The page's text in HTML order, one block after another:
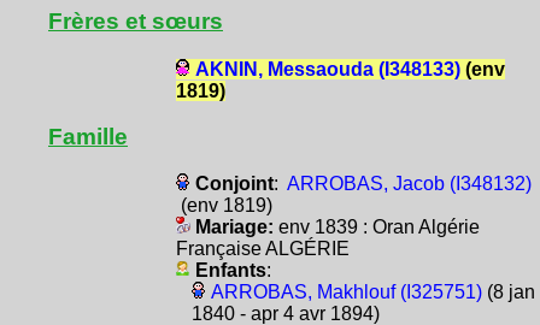
Frères et sœurs
AKNIN, Messaouda (I348133)(env
1819)
Famille
Conjoint: ARROBAS, Jacob (I348132)
(env 1819)
Mariage: env 1839 : Oran Algérie
Française ALGÉRIE
Enfants:
ARROBAS, Makhlouf (I325751)(8 jan
1840 - apr 4 avr 1894)